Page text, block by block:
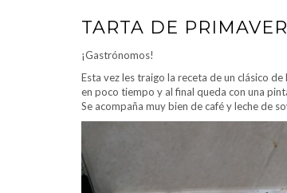
TARTA DE
¡Gastrónomos!
Esta vez les traigo la receta de un clásico
en poco tiempo y al final queda con una
Se acompaña muy bien de café y leche de